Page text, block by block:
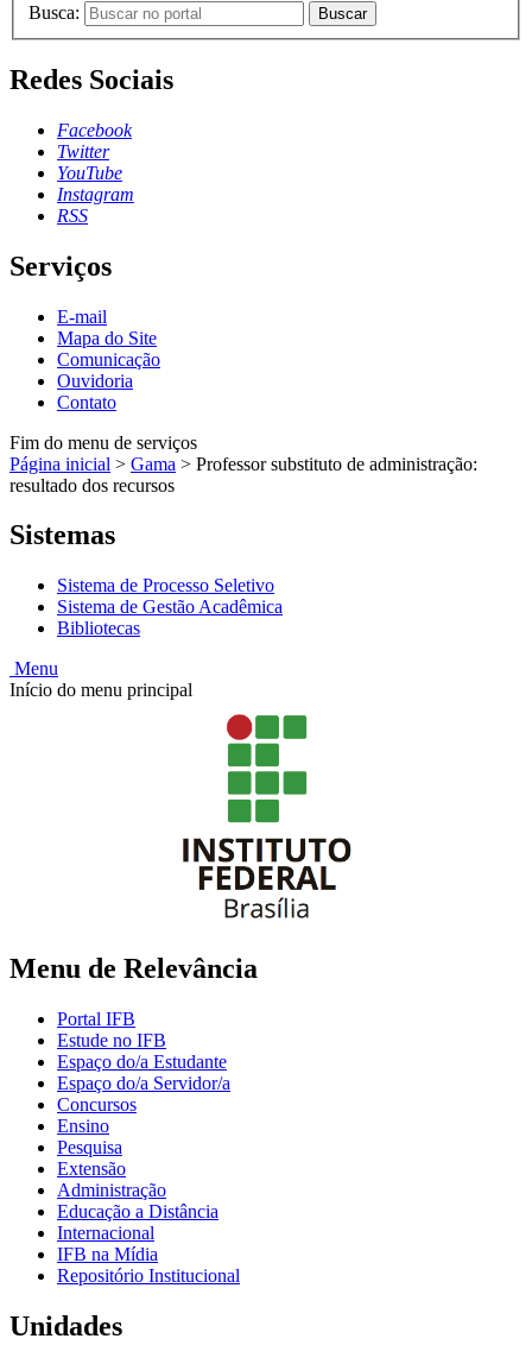
Busca: Buscar
Redes Sociais
Facebook
Twitter
YouTube
Instagram
RSS
Serviços
E-mail
Mapa do Site
Comunicação
Ouvidoria
Contato
Fim do menu de serviços
Página inicial > Gama > Professor substituto de administração:
resultado dos recursos
Sistemas
Sistema de Processo Seletivo
Sistema de Gestão Acadêmica
Bibliotecas
Menu
Início do menu principal
Menu de Relevância
Portal IFB
Estude no IFB
Espaço do/a Estudante
Espaço do/a Servidor/a
Concursos
Ensino
Pesquisa
Extensão
Administração
Educação a Distância
Internacional
IFB na Mídia
Repositório Institucional
Unidades